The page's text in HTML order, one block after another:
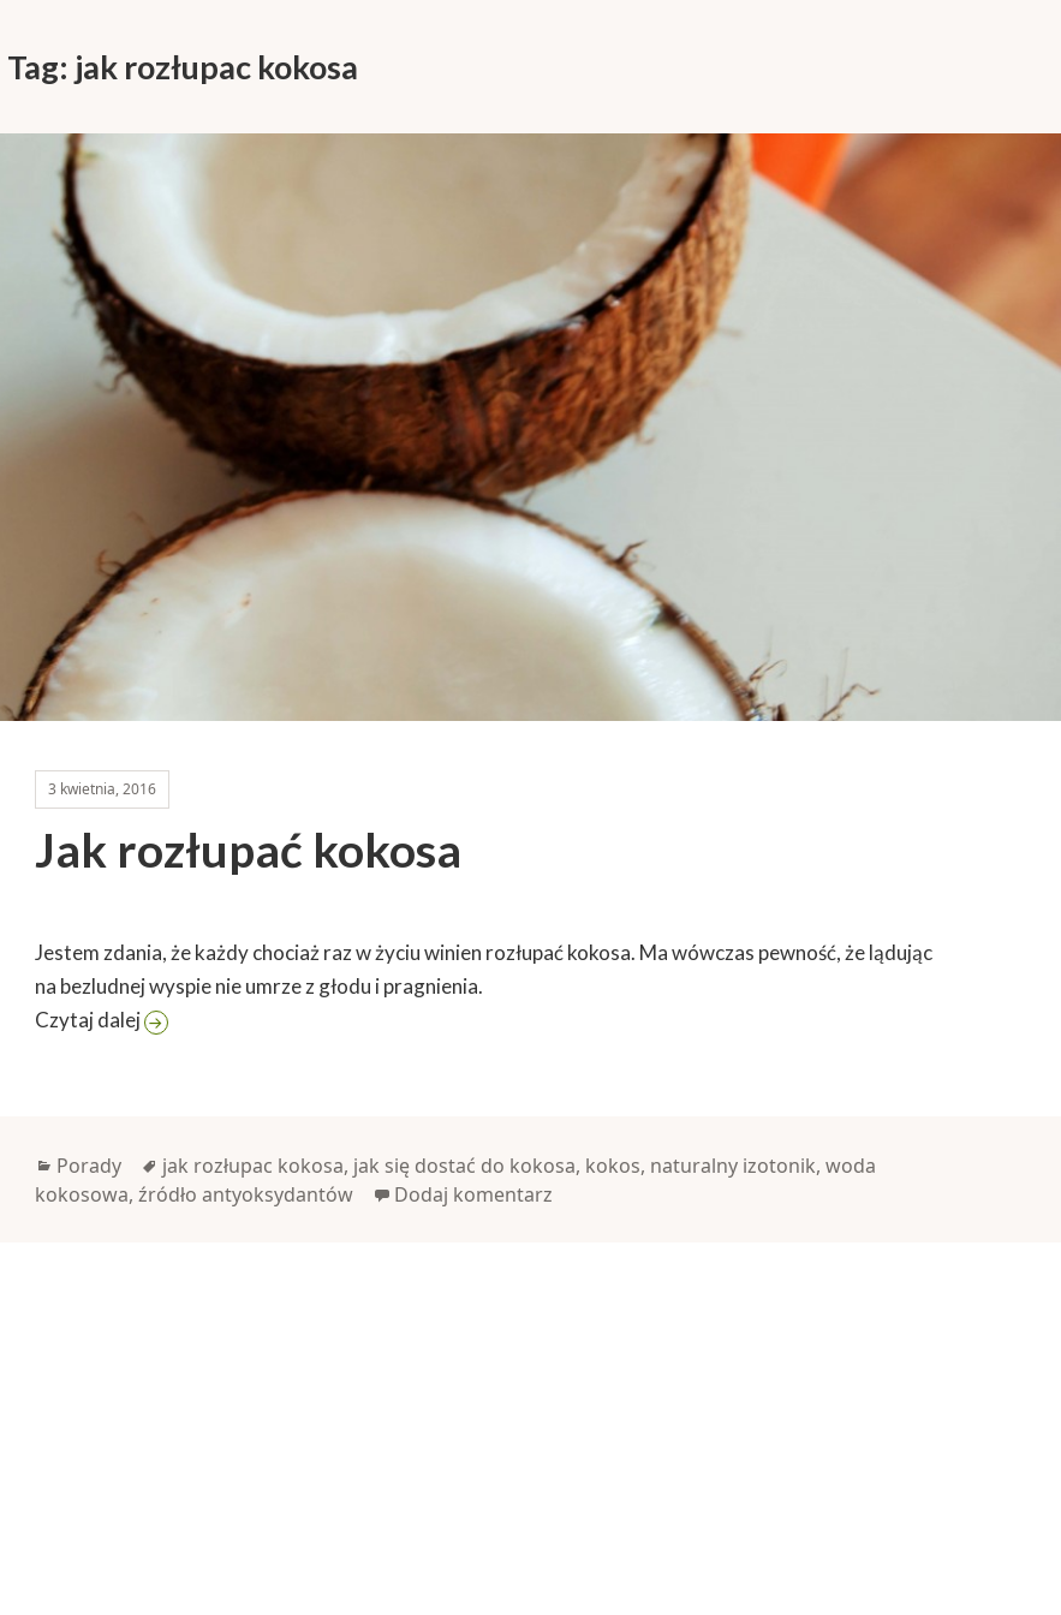
Tag: jak rozłupac kokosa
3 kwietnia, 2016
Jak rozłupać kokosa
Jestem zdania, że każdy chociaż raz w życiu winien rozłupać kokosa. Ma wówczas pewność, że lądując
na bezludnej wyspie nie umrze z głodu i pragnienia.
Czytaj dalejJak rozłupać kokosa
Kategorie
Porady Tagi
jak rozłupac kokosa, jak się dostać do kokosa, kokos, naturalny izotonik,woda
kokosowa,źródło antyoksydantów Dodaj komentarz